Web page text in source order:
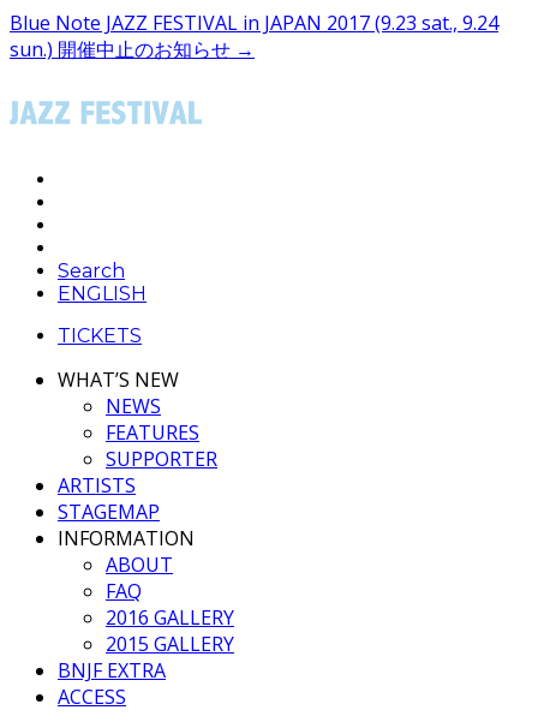
Blue Note JAZZ FESTIVAL in JAPAN 2017 (9.23 sat., 9.24
sun.) 開催中止のお知らせ →
Search
ENGLISH
TICKETS
WHAT’S NEW
NEWS
FEATURES
SUPPORTER
ARTISTS
STAGEMAP
INFORMATION
ABOUT
FAQ
2016 GALLERY
2015 GALLERY
BNJF EXTRA
ACCESS